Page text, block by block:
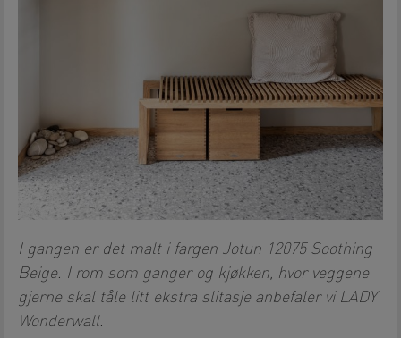
I gangen er det malt i fargen Jotun 12075 Soothing
Beige. I rom som ganger og kjøkken, hvor veggene
gjerne skal tåle litt ekstra slitasje anbefaler vi LADY
Wonderwall.